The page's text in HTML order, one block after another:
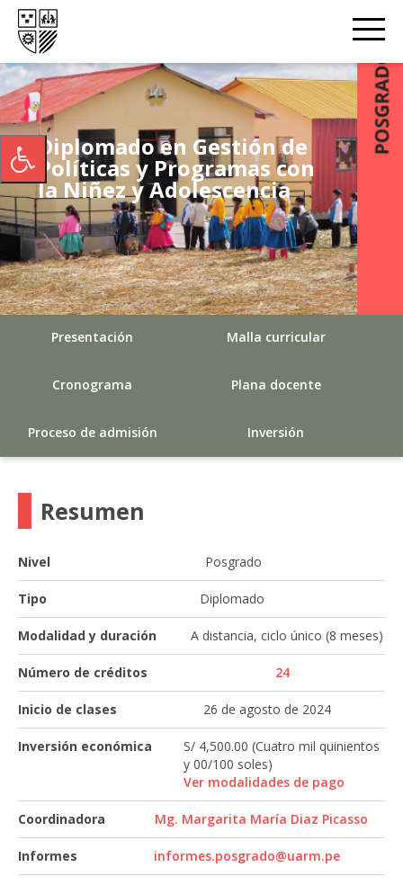
Diplomado en Gestión de
Políticas y Programas con
la Niñez y Adolescencia
Presentación Malla curricular
Cronograma Plana docente
Proceso de admisión Inversión
Resumen
Nivel Posgrado
Tipo Diplomado
Modalidad y duración A distancia, ciclo único (8 meses)
Número de créditos 24
Inicio de clases 26 de agosto de 2024
Inversión económica
S/ 4,500.00 (Cuatro mil quinientos
y 00/100 soles)
Ver modalidades de pago
Coordinadora Mg. Margarita María Diaz Picasso
Informes informes.posgrado@uarm.pe